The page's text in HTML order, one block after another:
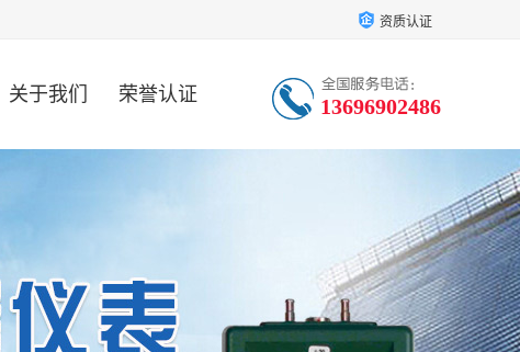
资质认证
关于我们 荣誉认证 13696902486